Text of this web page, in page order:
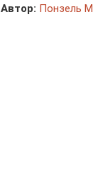
Автор: Понзель